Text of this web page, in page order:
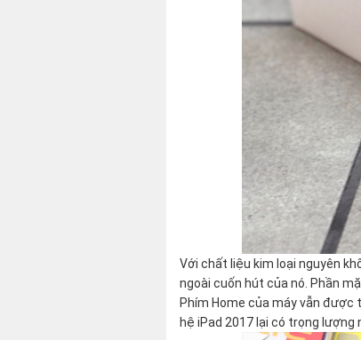
Với chất liệu kim loại nguyên
ngoài cuốn hút của nó. Phần
Phím Home của máy vẫn được
hệ iPad 2017 lại có trọng lượng